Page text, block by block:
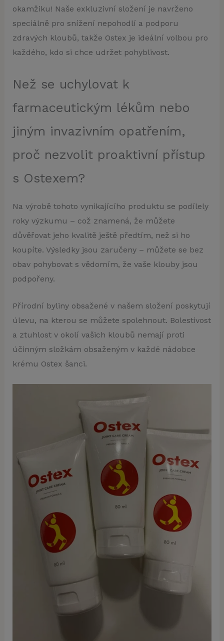
okamžiku! Naše exkluzivní složení je navrženo
speciálně pro snížení nepohodlí a podporu
zdravých kloubů, takže Ostex je ideální volbou pro
každého, kdo si chce udržet pohyblivost.
Než se uchylovat k
farmaceutickým lékům nebo
jiným invazivním opatřením,
proč nezvolit proaktivní přístup
s Ostexem?
Na výrobě tohoto vynikajícího produktu se podílely
roky výzkumu – což znamená, že můžete
důvěřovat jeho kvalitě ještě předtím, než si ho
koupíte. Výsledky jsou zaručeny – můžete se bez
obav pohybovat s vědomím, že vaše klouby jsou
podpořeny.
Přírodní byliny obsažené v našem složení poskytují
úlevu, na kterou se můžete spolehnout. Bolestivost
a ztuhlost v okolí vašich kloubů nemají proti
účinným složkám obsaženým v každé nádobce
krému Ostex šanci.